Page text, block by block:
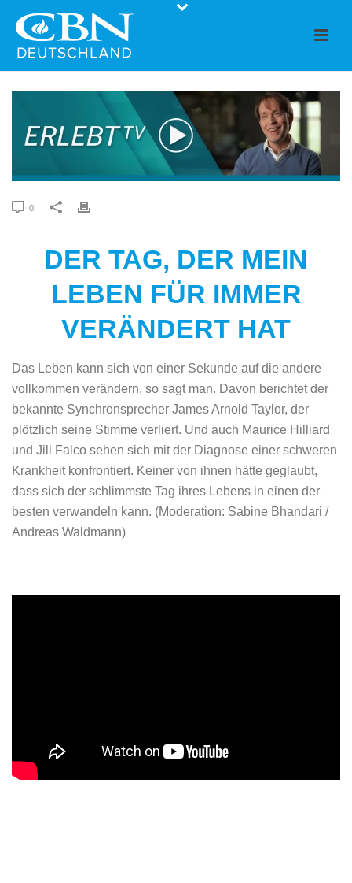
0
DER TAG, DER MEIN
LEBEN FÜR IMMER
VERÄNDERT HAT
Das Leben kann sich von einer Sekunde auf die andere
vollkommen verändern, so sagt man. Davon berichtet der
bekannte Synchronsprecher James Arnold Taylor, der
plötzlich seine Stimme verliert. Und auch Maurice Hilliard
und Jill Falco sehen sich mit der Diagnose einer schweren
Krankheit konfrontiert. Keiner von ihnen hätte geglaubt,
dass sich der schlimmste Tag ihres Lebens in einen der
besten verwandeln kann. (Moderation: Sabine Bhandari /
Andreas Waldmann)